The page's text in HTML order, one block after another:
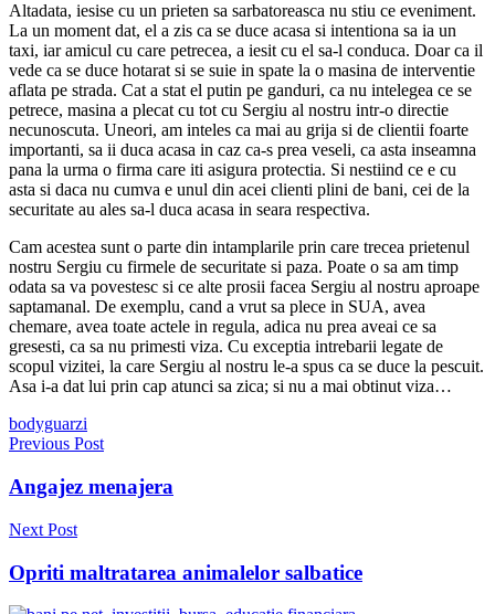
Altadata, iesise cu un prieten sa sarbatoreasca nu stiu ce eveniment.
La un moment dat, el a zis ca se duce acasa si intentiona sa ia un
taxi, iar amicul cu care petrecea, a iesit cu el sa-l conduca. Doar ca il
vede ca se duce hotarat si se suie in spate la o masina de interventie
aflata pe strada. Cat a stat el putin pe ganduri, ca nu intelegea ce se
petrece, masina a plecat cu tot cu Sergiu al nostru intr-o directie
necunoscuta. Uneori, am inteles ca mai au grija si de clientii foarte
importanti, sa ii duca acasa in caz ca-s prea veseli, ca asta inseamna
pana la urma o firma care iti asigura protectia. Si nestiind ce e cu
asta si daca nu cumva e unul din acei clienti plini de bani, cei de la
securitate au ales sa-l duca acasa in seara respectiva.
Cam acestea sunt o parte din intamplarile prin care trecea prietenul
nostru Sergiu cu firmele de securitate si paza. Poate o sa am timp
odata sa va povestesc si ce alte prosii facea Sergiu al nostru aproape
saptamanal. De exemplu, cand a vrut sa plece in SUA, avea
chemare, avea toate actele in regula, adica nu prea aveai ce sa
gresesti, ca sa nu primesti viza. Cu exceptia intrebarii legate de
scopul vizitei, la care Sergiu al nostru le-a spus ca se duce la pescuit.
Asa i-a dat lui prin cap atunci sa zica; si nu a mai obtinut viza…
bodyguarzi
Navigare
în
articole
Previous Post
Angajez menajera
Next Post
Opriti maltratarea animalelor salbatice